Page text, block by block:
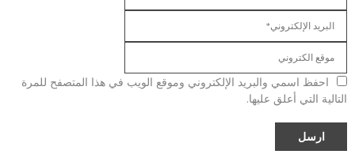
احفظ اسمي والبريد الإلكتروني وموقع الويب في هذا المتصفح للمرة
التالية التي أعلق عليها.